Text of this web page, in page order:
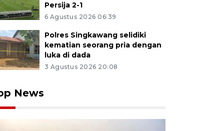
Persija 2-1
6 Agustus 2026 06:39
Polres Singkawang selidiki
kematian seorang pria dengan
luka di dada
3 Agustus 2026 20:08
News